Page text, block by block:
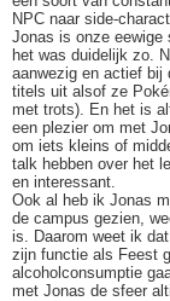
NPC naar side-
Jonas is onze eewige
het was duidelijk zo.
aanwezig en actief bij
titels uit alsof ze
met trots). En het is
een plezier om met
om iets kleins of
talk hebben over het
en interessant.
Ook al heb ik Jonas
de campus gezien,
is. Daarom weet ik
zijn functie als Feest
alcoholconsumptie
met Jonas de sfeer